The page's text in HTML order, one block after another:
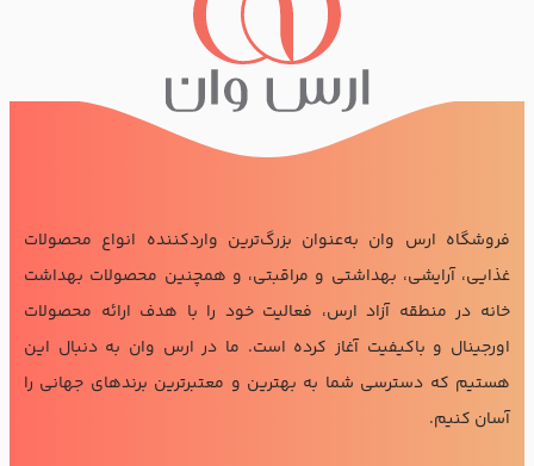
فروشگاه ارس وان به‌عنوان بزرگ‌ترین واردکننده انواع محصولات
غذایی، آرایشی، بهداشتی و مراقبتی، و همچنین محصولات بهداشت
خانه در منطقه آزاد ارس، فعالیت خود را با هدف ارائه محصولات
اورجینال و باکیفیت آغاز کرده است. ما در ارس وان به دنبال این
هستیم که دسترسی شما به بهترین و معتبرترین برندهای جهانی را
آسان کنیم.